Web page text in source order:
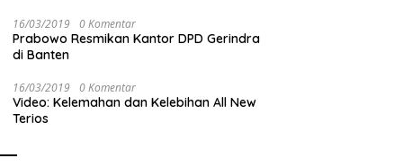
16/03/2019 0 Komentar
Prabowo Resmikan Kantor DPD Gerindra
di Banten
16/03/2019 0 Komentar
Video: Kelemahan dan Kelebihan All New
Terios